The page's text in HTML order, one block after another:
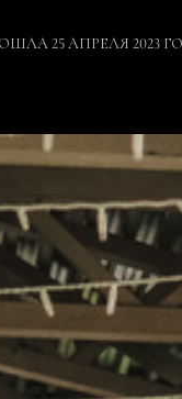
25 АПРЕЛЯ 2023